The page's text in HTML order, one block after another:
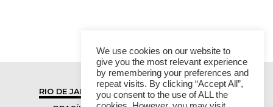
RIO DE JANEIRO
SÃO PAULO
We use cookies on our website to
give you the most relevant experience
by remembering your preferences and
repeat visits. By clicking “Accept All”,
you consent to the use of ALL the